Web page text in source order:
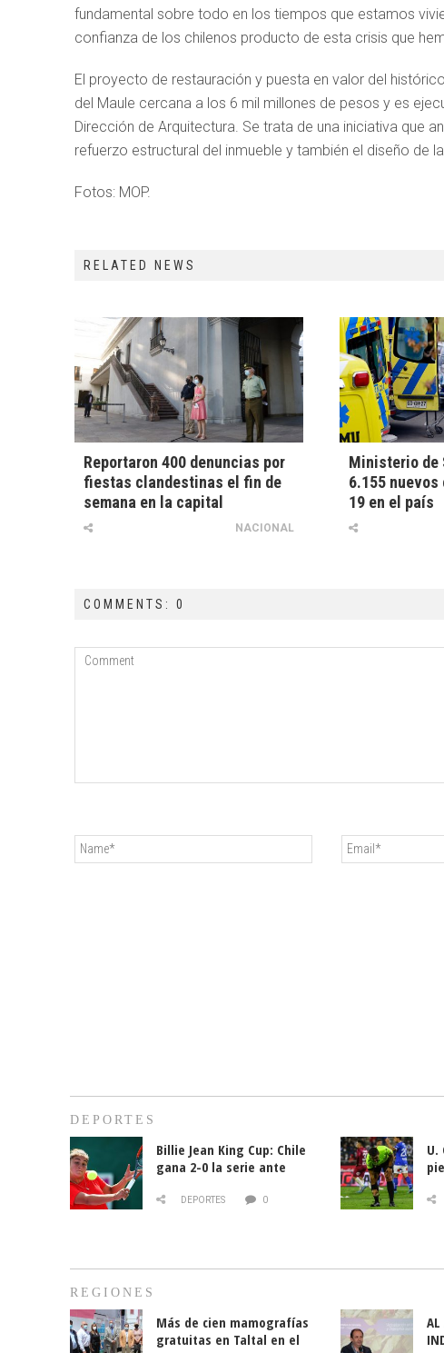
fundamental sobre todo en los tiempos que estamos
confianza de los chilenos producto de esta crisis que
El proyecto de restauración y puesta en valor del
del Maule cercana a los 6 mil millones de pesos y es
Dirección de Arquitectura. Se trata de una iniciativa que
refuerzo estructural del inmueble y también el diseño de
Fotos: MOP.
RELATED NEWS
Reportaron 400 denuncias por
fiestas clandestinas el fin de
semana en la capital
NACIONAL
Ministerio de
6.155
19 en el país
COMMENTS: 0
DEPORTES
Billie Jean King Cup: Chile
gana 2-0 la serie ante
DEPORTES 0
U.
REGIONES
Más de cien mamografías
gratuitas en Taltal en el
AL